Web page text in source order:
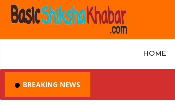
HOME
BREAKING NEWS